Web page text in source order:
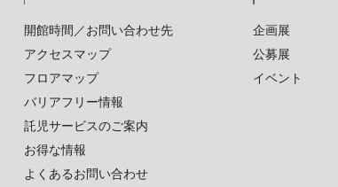
開館時間／お問い合わせ先
アクセスマップ
フロアマップ
バリアフリー情報
託児サービスのご案内
お得な情報
よくあるお問い合わせ
企画展
公募展
イベント